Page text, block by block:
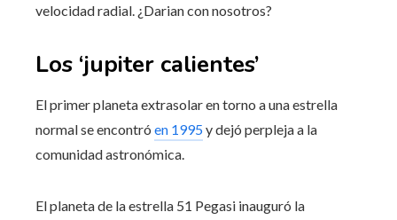
velocidad radial. ¿Darian con nosotros?
Los ‘jupiter calientes’
El primer planeta extrasolar en torno a una estrella
normal se encontró en 1995y dejó perpleja a la
comunidad astronómica.
El planeta de la estrella 51 Pegasi inauguró la